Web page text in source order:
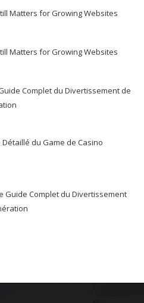
Matters for Growing Websites
Matters for Growing Websites
Complet du Divertissement de
du Game de Casino
Guide Complet du Divertissement